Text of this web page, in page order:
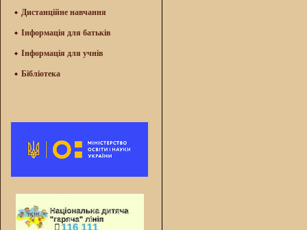
Дистанційне навчання
Інформація для батьків
Інформація для учнів
Бібліотека